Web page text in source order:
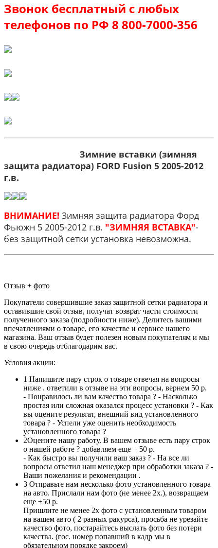
Звонок бесплатный с любых
телефонов по РФ 8 800-7000-356
Зимние вставки (зимняя
защита радиатора) FORD Fusion 5 2005-2012
г.в.
ВНИМАНИЕ! Зимняя защита радиатора Форд
Фьюжн 5 2005-2012 г.в. "ЗИМНЯЯ ВСТАВКА"-
без защитной сетки установка невозможна.
Отзыв + фото
Покупатели совершившие заказ защитной сетки радиатора и
оставившие свой отзыв, получат возврат части стоимости
полученного заказа (подробности ниже). Делитесь вашими
впечатлениями о товаре, его качестве и сервисе нашего
магазина. Ваш отзыв будет полезен новым покупателям и мы
в свою очередь отблагодарим вас.
Условия акции:
1 Напишите пару строк о товаре отвечая на вопросы
ниже . ответили в отзыве на эти вопросы, вернем 50 р.
- Понравилось ли вам качество товара ? - Насколько
простая или сложная оказался процесс установки ? - Как
вы оцените результат, внешний вид установленного
товара ? - Успели уже оценить необходимость
установленного товара ?
2Оцените нашу работу. В вашем отзыве есть пару строк
о нашей работе ? добавляем еще + 50 р.
- Как быстро вы получили ваш заказ ? - На все ли
вопросы ответил наш менеджер при обработки заказа ? -
Ваши пожелания и рекомендации .
3 Отправьте нам несколько фото установленного товара
на авто. Прислали нам фото (не менее 2х.), возвращаем
еще +50 р.
Пришлите не менее 2х фото с установленным товаром
на вашем авто ( 2 разных ракурса), просьба не урезайте
качество фото, постарайтесь выслать фото без потери
качества. (гос. номер попавший в кадр мы в
обязательном порядке закроем)